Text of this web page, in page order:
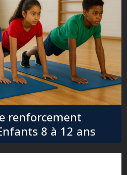
renforcement
8 à 12 ans